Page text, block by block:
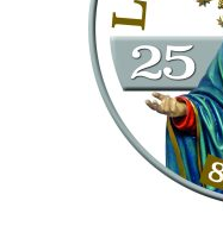
misión de la Iglesia,
como la impulsaron
, es un llamado
El Arzobispo
tarea exclusiva de